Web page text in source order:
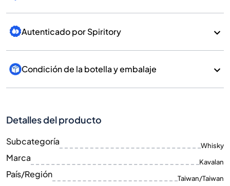
Autenticado por Spiritory
Condición de la botella y embalaje
Detalles del producto
Subcategoría Whisky
Marca Kavalan
País/Región Taiwan/Taiwan